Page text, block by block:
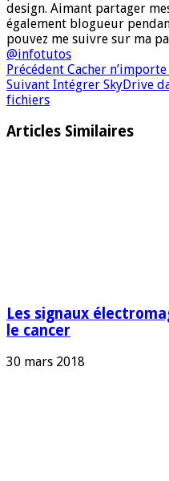
design. Aimant partager
également blogueur
pouvez me suivre sur ma
@infotutos
Précédent Cacher
Suivant Intégrer SkyDrive
fichiers
Articles Similaires
Les signaux
le cancer
30 mars 2018